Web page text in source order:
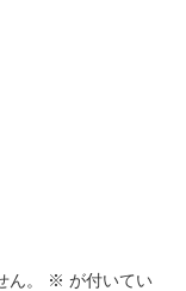
。 ※ が付いてい